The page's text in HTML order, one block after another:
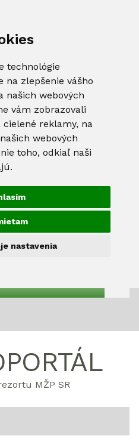
technológie
na zlepšenie vášho
našich webových
vám zobrazovali
cielené reklamy, na
webových
toho, odkiaľ naši
nastavenia
MŽP SR